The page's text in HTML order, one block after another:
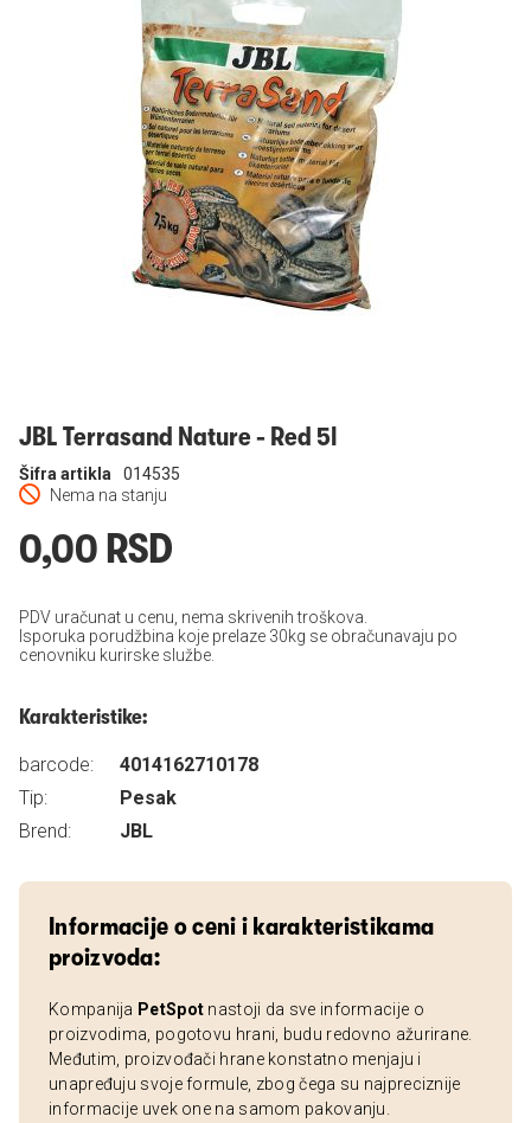
JBL Terrasand Nature - Red 5l
Nema na stanju
Šifra artikla 014535
0,00 RSD
PDV uračunat u cenu, nema skrivenih troškova.
Isporuka porudžbina koje prelaze 30kg se obračunavaju po
cenovniku kurirske službe.
Karakteristike:
barcode:
4014162710178
Tip:
Pesak
Brend:
JBL
Informacije o ceni i karakteristikama
proizvoda:
Kompanija PetSpot nastoji da sve informacije o
proizvodima, pogotovu hrani, budu redovno ažurirane.
Međutim, proizvođači hrane konstatno menjaju i
unapređuju svoje formule, zbog čega su najpreciznije
informacije uvek one na samom pakovanju.